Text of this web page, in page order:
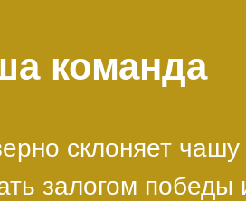
команда
склоняет чашу
залогом